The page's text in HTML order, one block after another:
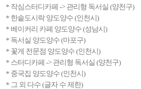
* 작심스터디카페 -> 관리형 독서실 (양천구)
* 한솥도시락 양도양수 (인천시)
* 베이커리 카페 양도양수 (성남시)
* 독서실 양도양수 (마포구)
* 꽃게 전문점 양도양수 (인천시)
* 스터디카페 -> 관리형 독서실 (양천구)
* 중국집 양도양수 (인천시)
* 그 외 다수 (글자 수 제한)